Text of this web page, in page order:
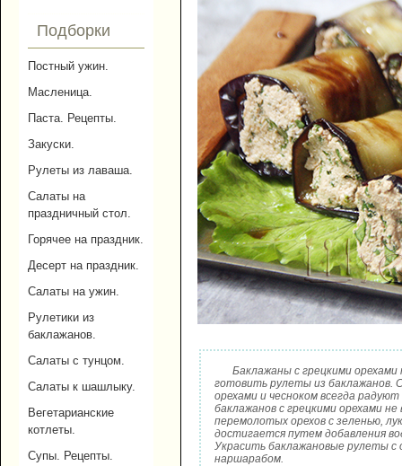
Подборки
Постный ужин.
Масленица.
Паста. Рецепты.
Закуски.
Рулеты из лаваша.
Салаты на
праздничный стол.
Горячее на праздник.
Десерт на праздник.
Салаты на ужин.
Рулетики из
баклажанов.
Салаты с тунцом.
Салаты к шашлыку.
Вегетарианские
котлеты.
Супы. Рецепты.
Баклажаны с грецкими орехами
готовить рулеты из
орехами и чесноком всегда
баклажанов с грецкими орехами
перемолотых орехов с зеленью,
достигается путем добавления
Украсить баклажановые рулеты
наршарабом.